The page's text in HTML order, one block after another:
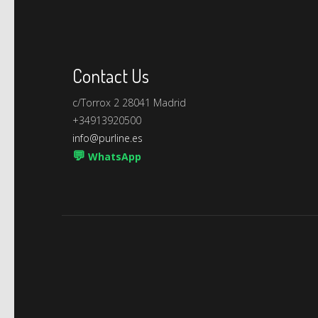
Contact Us
c/Torrox 2 28041 Madrid
+34913920500
info@purline.es
💬 WhatsApp